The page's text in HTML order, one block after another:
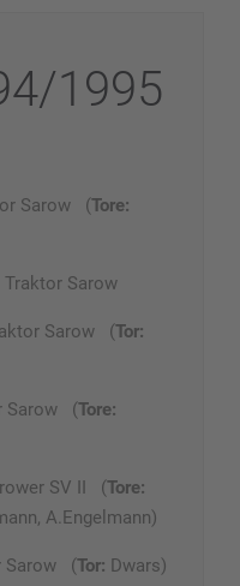
1995
Sarow (Tore:
Traktor Sarow
Sarow (Tor:
Sarow (Tore:
SV II (Tore:
A.Engelmann)
Sarow (Tor: Dwars)